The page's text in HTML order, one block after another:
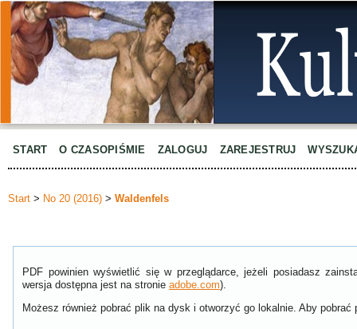
START O CZASOPIŚMIE ZALOGUJ ZAREJESTRUJ
Start > No 20 (2016) > Waldenfels
PDF powinien wyświetlić się w przeglądarce, jeżeli posiadasz
wersja dostępna jest na stronie adobe.com).
Możesz również pobrać plik na dysk i otworzyć go lokalnie. Aby